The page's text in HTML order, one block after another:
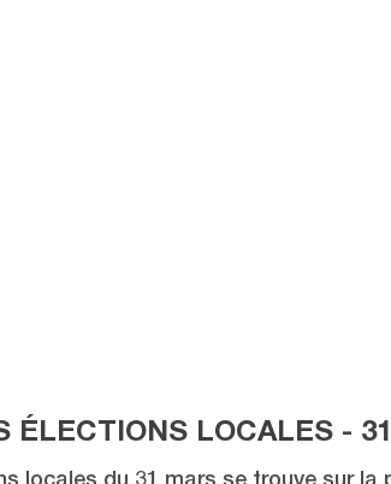
ÉLECTIONS LOCALES -
locales du 31 mars se trouve sur la